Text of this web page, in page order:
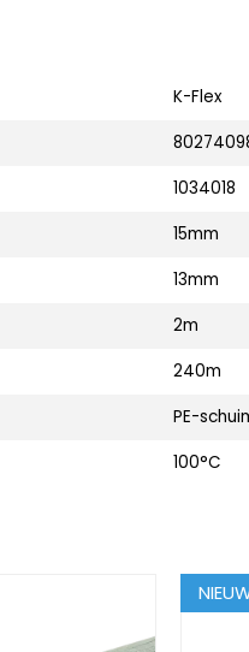
K-Flex
1034018
15mm
13mm
2m
240m
PE-
100°C